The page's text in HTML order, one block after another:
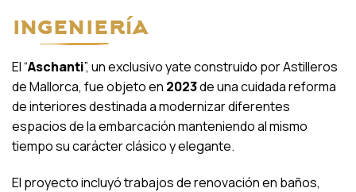
ingeniería
El “Aschanti”, un exclusivo yate construido por Astilleros
de Mallorca, fue objeto en 2023de una cuidada reforma
de interiores destinada a modernizar diferentes
espacios de la embarcación manteniendo al mismo
tiempo su carácter clásico y elegante.
El proyecto incluyó trabajos de renovación en baños,